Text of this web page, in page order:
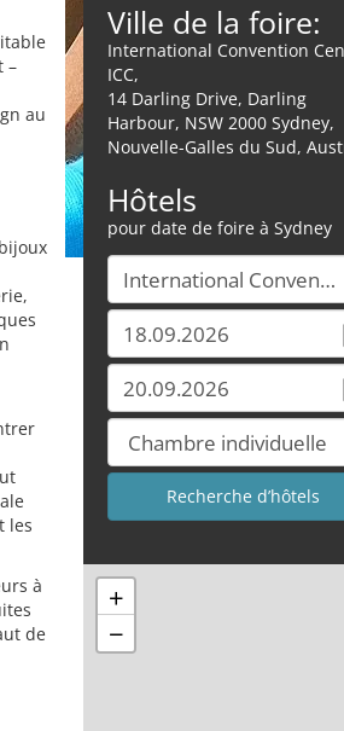
–
au
les
à
de
Ville de la foire:
International Convention
ICC,
14 Darling Drive, Darling
Harbour, NSW 2000 Sydney,
Nouvelle-Galles du Sud,
Hôtels
pour date de foire à Sydney
+
−